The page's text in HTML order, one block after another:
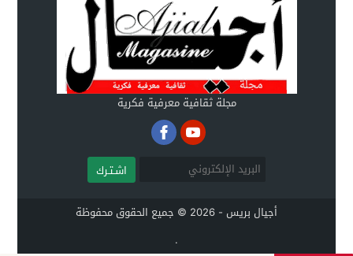
مجلة ثقافية معرفية فكرية
اشـتـرك
أجيال بريس - 2026 © جميع الحقوق محفوظة
.